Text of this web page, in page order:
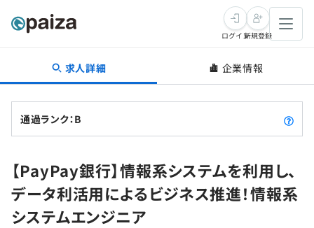
転職・キャリア
転職成功ガイド
転職エージェント
インタビュー
転職成功ガイド
新卒就活
求人検索
本選考
学習
ログイン新規登録
求人詳細 企業情報
通過ランク：B
【PayPay銀行】情報系システムを利用し、
データ利活用によるビジネス推進！情報系
システムエンジニア